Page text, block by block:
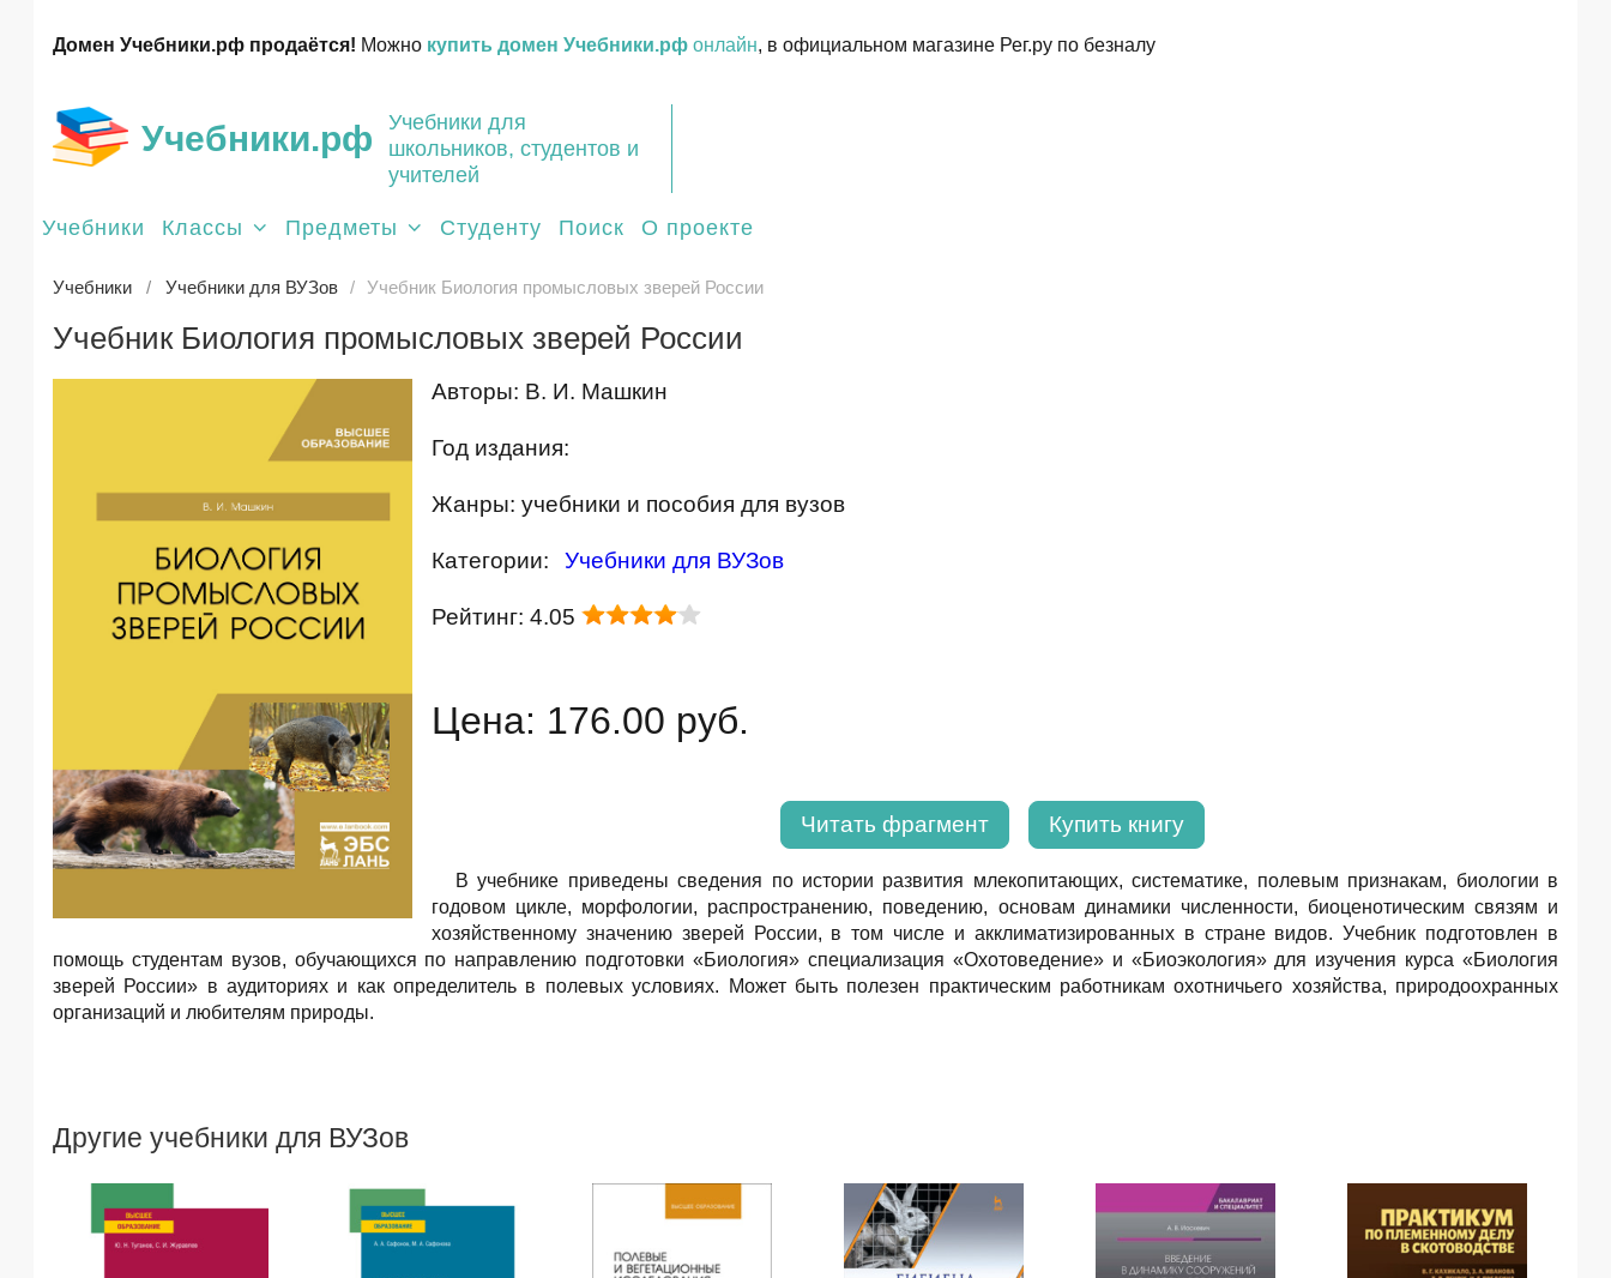
Домен Учебники.рф продаётся! Можно купить домен Учебники.рф онлайн, в официальном магазине Рег.ру по безналу
Учебники.рф
Учебники для
школьников, студентов и
учителей
Учебники Классы Предметы Студенту Поиск О проекте
Учебники Учебники для ВУЗов Учебник Биология промысловых зверей России
Учебник Биология промысловых зверей России
Авторы: В. И. Машкин
Год издания:
Жанры: учебники и пособия для вузов
Категории: Учебники для ВУЗов
Рейтинг: 4.05
Цена: 176.00 руб.
Читать фрагмент Купить книгу
В учебнике приведены сведения по истории развития млекопитающих, систематике, полевым признакам, биологии в
годовом цикле, морфологии, распространению, поведению, основам динамики численности, биоценотическим связям и
хозяйственному значению зверей России, в том числе и акклиматизированных в стране видов. Учебник подготовлен в
помощь студентам вузов, обучающихся по направлению подготовки «Биология» специализация «Охотоведение» и «Биоэкология» для изучения курса «Биология
зверей России» в аудиториях и как определитель в полевых условиях. Может быть полезен практическим работникам охотничьего хозяйства, природоохранных
организаций и любителям природы.
Другие учебники для ВУЗов